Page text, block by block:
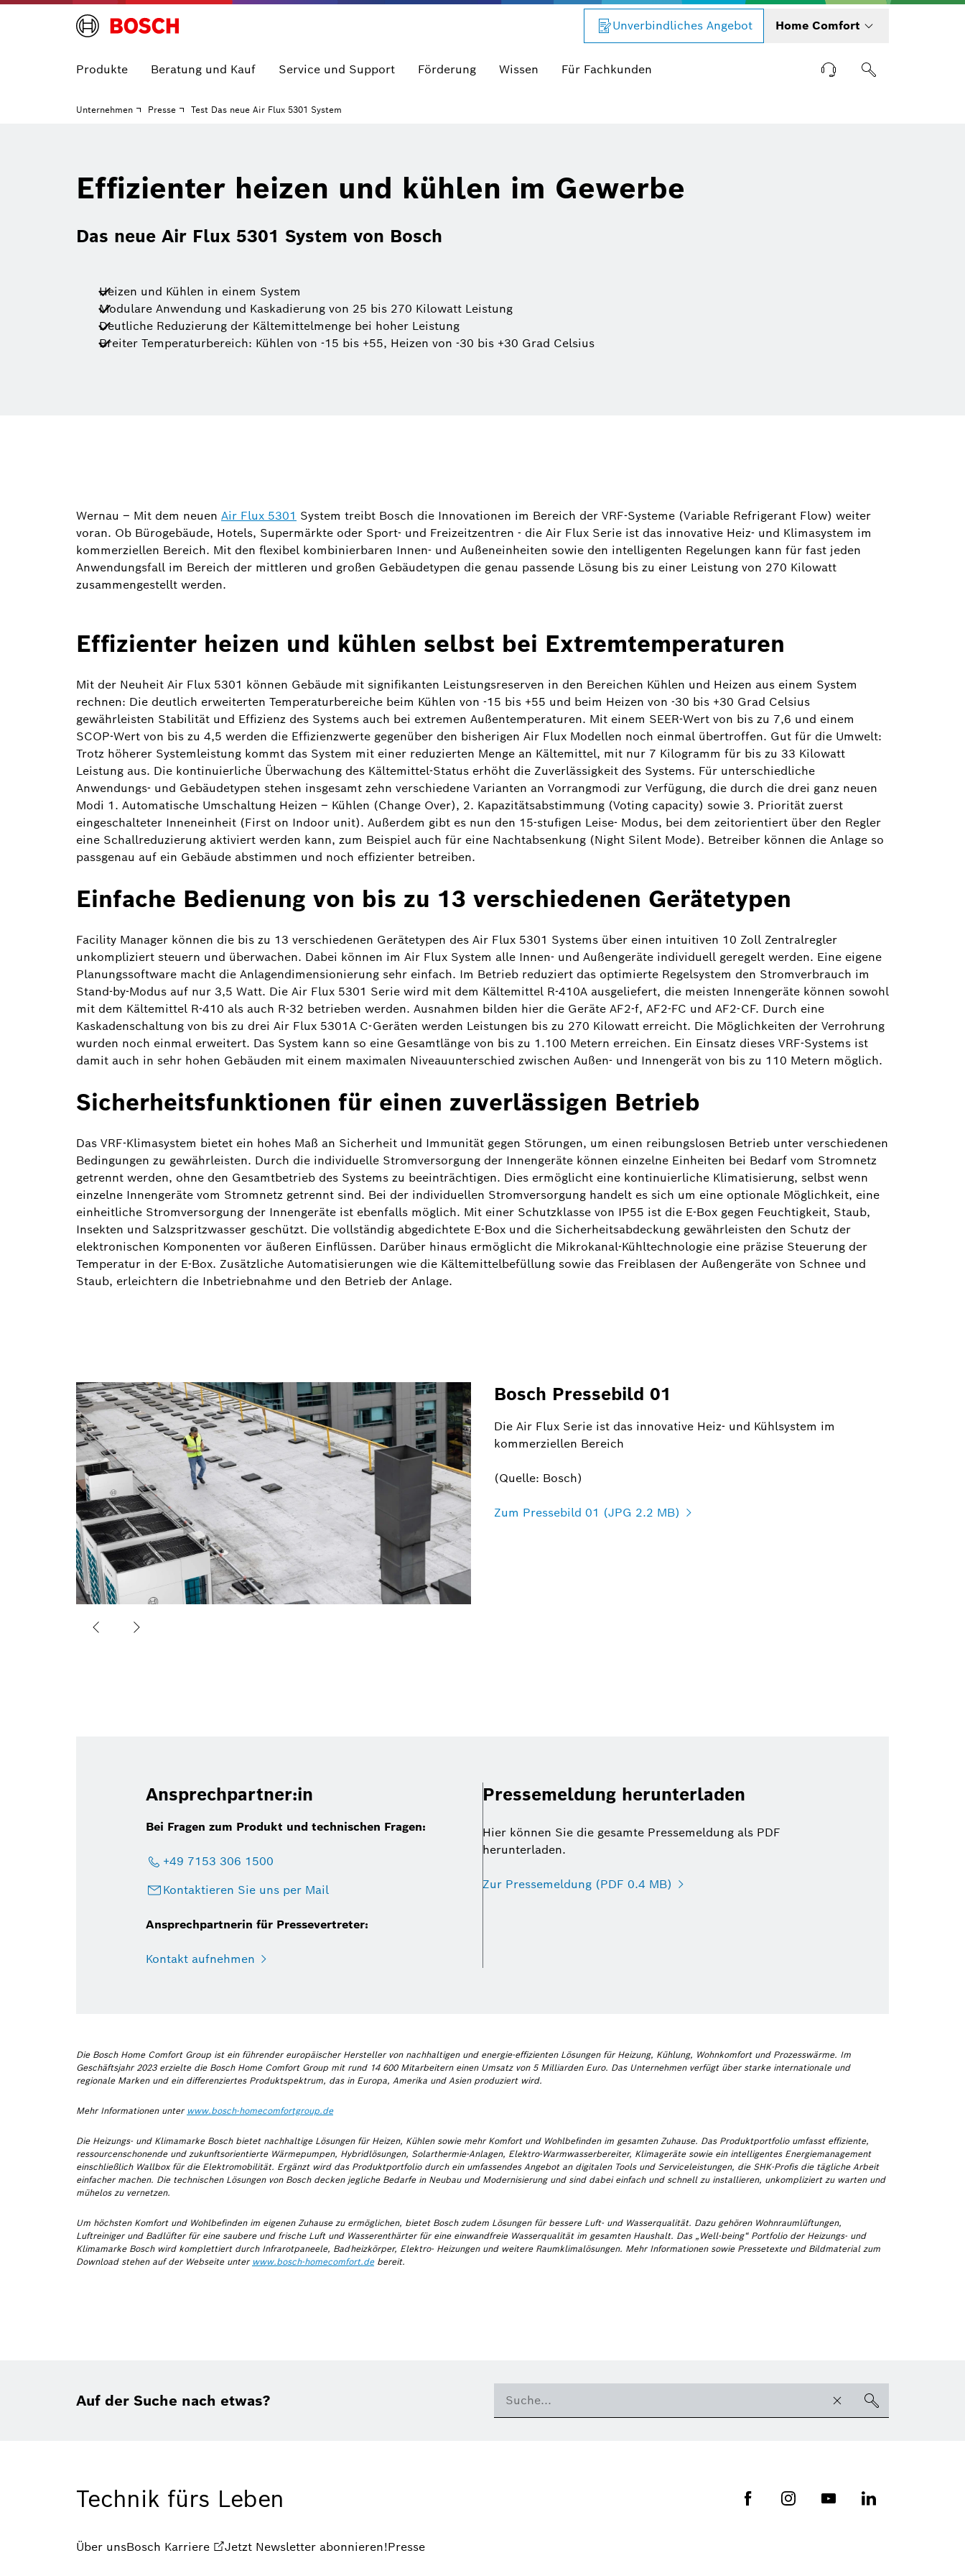
Unverbindliches Angebot Home Comfort
Produkte Beratung und Kauf Service und Support Förderung Wissen Für Fachkunden
Unternehmen Presse Test Das neue Air Flux 5301 System
Effizienter heizen und kühlen im Gewerbe
Das neue Air Flux 5301 System von Bosch
Heizen und Kühlen in einem System
Modulare Anwendung und Kaskadierung von 25 bis 270 Kilowatt Leistung
Deutliche Reduzierung der Kältemittelmenge bei hoher Leistung
Breiter Temperaturbereich: Kühlen von -15 bis +55, Heizen von -30 bis +30 Grad Celsius
Wernau – Mit dem neuen Air Flux 5301 System treibt Bosch die Innovationen im Bereich der VRF-Systeme (Variable Refrigerant Flow) weiter
voran. Ob Bürogebäude, Hotels, Supermärkte oder Sport- und Freizeitzentren - die Air Flux Serie ist das innovative Heiz- und Klimasystem im
kommerziellen Bereich. Mit den flexibel kombinierbaren Innen- und Außeneinheiten sowie den intelligenten Regelungen kann für fast jeden
Anwendungsfall im Bereich der mittleren und großen Gebäudetypen die genau passende Lösung bis zu einer Leistung von 270 Kilowatt
zusammengestellt werden.
Effizienter heizen und kühlen selbst bei Extremtemperaturen
Mit der Neuheit Air Flux 5301 können Gebäude mit signifikanten Leistungsreserven in den Bereichen Kühlen und Heizen aus einem System
rechnen: Die deutlich erweiterten Temperaturbereiche beim Kühlen von -15 bis +55 und beim Heizen von -30 bis +30 Grad Celsius
gewährleisten Stabilität und Effizienz des Systems auch bei extremen Außentemperaturen. Mit einem SEER-Wert von bis zu 7,6 und einem
SCOP-Wert von bis zu 4,5 werden die Effizienzwerte gegenüber den bisherigen Air Flux Modellen noch einmal übertroffen. Gut für die Umwelt:
Trotz höherer Systemleistung kommt das System mit einer reduzierten Menge an Kältemittel, mit nur 7 Kilogramm für bis zu 33 Kilowatt
Leistung aus. Die kontinuierliche Überwachung des Kältemittel-Status erhöht die Zuverlässigkeit des Systems. Für unterschiedliche
Anwendungs- und Gebäudetypen stehen insgesamt zehn verschiedene Varianten an Vorrangmodi zur Verfügung, die durch die drei ganz neuen
Modi 1. Automatische Umschaltung Heizen – Kühlen (Change Over), 2. Kapazitätsabstimmung (Voting capacity) sowie 3. Priorität zuerst
eingeschalteter Inneneinheit (First on Indoor unit). Außerdem gibt es nun den 15-stufigen Leise- Modus, bei dem zeitorientiert über den Regler
eine Schallreduzierung aktiviert werden kann, zum Beispiel auch für eine Nachtabsenkung (Night Silent Mode). Betreiber können die Anlage so
passgenau auf ein Gebäude abstimmen und noch effizienter betreiben.
Einfache Bedienung von bis zu 13 verschiedenen Gerätetypen
Facility Manager können die bis zu 13 verschiedenen Gerätetypen des Air Flux 5301 Systems über einen intuitiven 10 Zoll Zentralregler
unkompliziert steuern und überwachen. Dabei können im Air Flux System alle Innen- und Außengeräte individuell geregelt werden. Eine eigene
Planungssoftware macht die Anlagendimensionierung sehr einfach. Im Betrieb reduziert das optimierte Regelsystem den Stromverbrauch im
Stand-by-Modus auf nur 3,5 Watt. Die Air Flux 5301 Serie wird mit dem Kältemittel R-410A ausgeliefert, die meisten Innengeräte können sowohl
mit dem Kältemittel R-410 als auch R-32 betrieben werden. Ausnahmen bilden hier die Geräte AF2-f, AF2-FC und AF2-CF. Durch eine
Kaskadenschaltung von bis zu drei Air Flux 5301A C-Geräten werden Leistungen bis zu 270 Kilowatt erreicht. Die Möglichkeiten der Verrohrung
wurden noch einmal erweitert. Das System kann so eine Gesamtlänge von bis zu 1.100 Metern erreichen. Ein Einsatz dieses VRF-Systems ist
damit auch in sehr hohen Gebäuden mit einem maximalen Niveauunterschied zwischen Außen- und Innengerät von bis zu 110 Metern möglich.
Sicherheitsfunktionen für einen zuverlässigen Betrieb
Das VRF-Klimasystem bietet ein hohes Maß an Sicherheit und Immunität gegen Störungen, um einen reibungslosen Betrieb unter verschiedenen
Bedingungen zu gewährleisten. Durch die individuelle Stromversorgung der Innengeräte können einzelne Einheiten bei Bedarf vom Stromnetz
getrennt werden, ohne den Gesamtbetrieb des Systems zu beeinträchtigen. Dies ermöglicht eine kontinuierliche Klimatisierung, selbst wenn
einzelne Innengeräte vom Stromnetz getrennt sind. Bei der individuellen Stromversorgung handelt es sich um eine optionale Möglichkeit, eine
einheitliche Stromversorgung der Innengeräte ist ebenfalls möglich. Mit einer Schutzklasse von IP55 ist die E-Box gegen Feuchtigkeit, Staub,
Insekten und Salzspritzwasser geschützt. Die vollständig abgedichtete E-Box und die Sicherheitsabdeckung gewährleisten den Schutz der
elektronischen Komponenten vor äußeren Einflüssen. Darüber hinaus ermöglicht die Mikrokanal-Kühltechnologie eine präzise Steuerung der
Temperatur in der E-Box. Zusätzliche Automatisierungen wie die Kältemittelbefüllung sowie das Freiblasen der Außengeräte von Schnee und
Staub, erleichtern die Inbetriebnahme und den Betrieb der Anlage.
Bosch Pressebild 01
Die Air Flux Serie ist das innovative Heiz- und Kühlsystem im
kommerziellen Bereich
(Quelle: Bosch)
Zum Pressebild 01 (JPG 2.2 MB)
Ansprechpartner:in
Bei Fragen zum Produkt und technischen Fragen:
+49 7153 306 1500
Kontaktieren Sie uns per Mail
Ansprechpartnerin für Pressevertreter:
Kontakt aufnehmen
Pressemeldung herunterladen
Hier können Sie die gesamte Pressemeldung als PDF
herunterladen.
Zur Pressemeldung (PDF 0.4 MB)
Die Bosch Home Comfort Group ist ein führender europäischer Hersteller von nachhaltigen und energie-effizienten Lösungen für Heizung, Kühlung, Wohnkomfort und Prozesswärme. Im
Geschäftsjahr 2023 erzielte die Bosch Home Comfort Group mit rund 14 600 Mitarbeitern einen Umsatz von 5 Milliarden Euro. Das Unternehmen verfügt über starke internationale und
regionale Marken und ein differenziertes Produktspektrum, das in Europa, Amerika und Asien produziert wird.
Mehr Informationen unter www.bosch-homecomfortgroup.de
Die Heizungs- und Klimamarke Bosch bietet nachhaltige Lösungen für Heizen, Kühlen sowie mehr Komfort und Wohlbefinden im gesamten Zuhause. Das Produktportfolio umfasst effiziente,
ressourcenschonende und zukunftsorientierte Wärmepumpen, Hybridlösungen, Solarthermie-Anlagen, Elektro-Warmwasserbereiter, Klimageräte sowie ein intelligentes Energiemanagement
einschließlich Wallbox für die Elektromobilität. Ergänzt wird das Produktportfolio durch ein umfassendes Angebot an digitalen Tools und Serviceleistungen, die SHK-Profis die tägliche Arbeit
einfacher machen. Die technischen Lösungen von Bosch decken jegliche Bedarfe in Neubau und Modernisierung und sind dabei einfach und schnell zu installieren, unkompliziert zu warten und
mühelos zu vernetzen.
Um höchsten Komfort und Wohlbefinden im eigenen Zuhause zu ermöglichen, bietet Bosch zudem Lösungen für bessere Luft- und Wasserqualität. Dazu gehören Wohnraumlüftungen,
Luftreiniger und Badlüfter für eine saubere und frische Luft und Wasserenthärter für eine einwandfreie Wasserqualität im gesamten Haushalt. Das „Well-being“ Portfolio der Heizungs- und
Klimamarke Bosch wird komplettiert durch Infrarotpaneele, Badheizkörper, Elektro- Heizungen und weitere Raumklimalösungen. Mehr Informationen sowie Pressetexte und Bildmaterial zum
Download stehen auf der Webseite unter www.bosch-homecomfort.debereit.
Auf der Suche nach etwas?
Technik fürs Leben
Über unsBosch Karriere Jetzt Newsletter abonnieren!Presse